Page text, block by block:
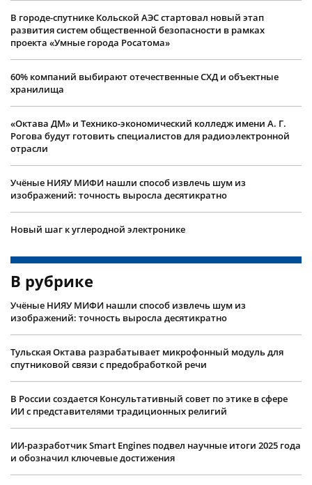
В городе-спутнике Кольской АЭС стартовал новый этап
развития систем общественной безопасности в рамках
проекта «Умные города Росатома»
60% компаний выбирают отечественные СХД и объектные
хранилища
«Октава ДМ» и Технико-экономический колледж имени А. Г.
Рогова будут готовить специалистов для радиоэлектронной
отрасли
Учëные НИЯУ МИФИ нашли способ извлечь шум из
изображений: точность выросла десятикратно
Новый шаг к углеродной электронике
В рубрике
Учëные НИЯУ МИФИ нашли способ извлечь шум из
изображений: точность выросла десятикратно
Тульская Октава разрабатывает микрофонный модуль для
спутниковой связи с предобработкой речи
В России создается Консультативный совет по этике в сфере
ИИ с представителями традиционных религий
ИИ-разработчик Smart Engines подвел научные итоги 2025 года
и обозначил ключевые достижения